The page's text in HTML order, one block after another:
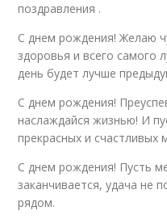
поздравления .
С днем рождения! Желаю
здоровья и всего самого
день будет лучше
С днем рождения!
наслаждайся жизнью! И
прекрасных и счастливых
С днем рождения! Пусть
заканчивается, удача не
рядом.